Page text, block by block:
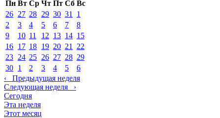
Пн Вт Ср Чт Пт Сб Вс
26 27 28 29 30 31
1
2
3 4 5 6 7
8
9
10 11 12 13 14 15
16 17 18 19 20 21
22
23 24 25 26 27 28 29
30 1 2 3 4 5
6
‹ Предыдущая неделя
Следующая неделя ›
Сегодня
Эта неделя
Этот месяц